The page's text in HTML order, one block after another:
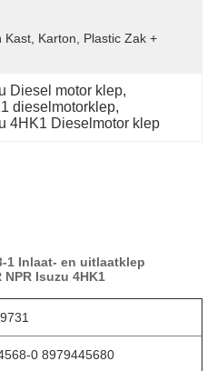
Karton, Plastic Zak +
Diesel motor klep,
dieselmotorklep,
4HK1 Dieselmotor klep
1 Inlaat- en uitlaatklep
NPR Isuzu 4HK1
0 8979445680